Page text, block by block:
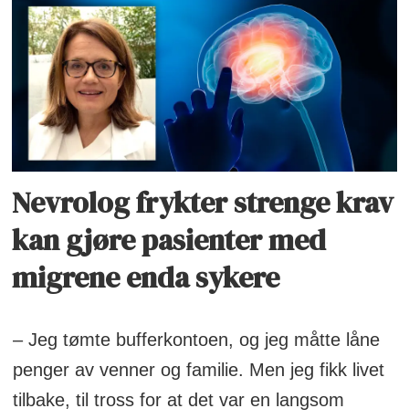
Nevrolog frykter strenge krav
kan gjøre pasienter med
migrene enda sykere
– Jeg tømte bufferkontoen, og jeg måtte låne
penger av venner og familie. Men jeg fikk livet
tilbake, til tross for at det var en langsom